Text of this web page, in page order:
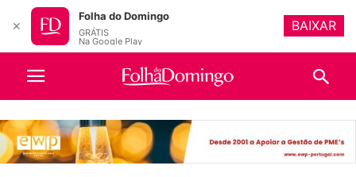
✕
Folha do Domingo
GRÁTIS
Na Google Play
BAIXAR